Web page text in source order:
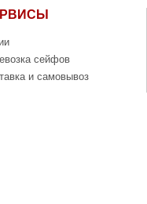
сейфов
и самовывоз